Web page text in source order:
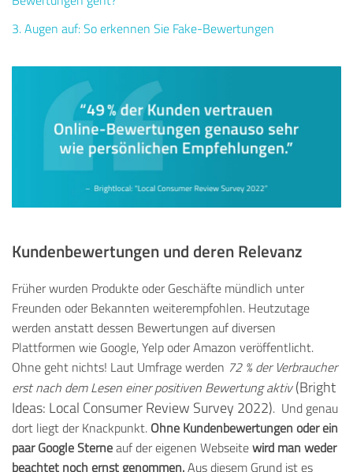
3.Augen auf: So erkennen Sie Fake-Bewertungen
Kundenbewertungen und deren Relevanz
Früher wurden Produkte oder Geschäfte mündlich unter
Freunden oder Bekannten weiterempfohlen. Heutzutage
werden anstatt dessen Bewertungen auf diversen
Plattformen wie Google, Yelp oder Amazon veröffentlicht.
Ohne geht nichts! Laut Umfrage werden 72 % der Verbraucher
erst nach dem Lesen einer positiven Bewertung aktiv(Bright
Ideas: Local Consumer Review Survey 2022). Und genau
dort liegt der Knackpunkt. Ohne Kundenbewertungen oder ein
paar Google Sterneauf der eigenen Webseitewird man weder
beachtet noch ernst genommen.Aus diesem Grund ist es